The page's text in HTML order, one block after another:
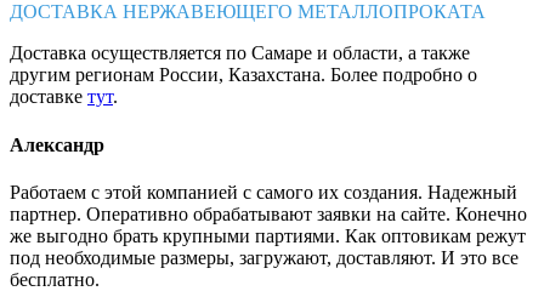
ДОСТАВКА НЕРЖАВЕЮЩЕГО МЕТАЛЛОПРОКАТА
Доставка осуществляется по Самаре и области, а также
другим регионам России, Казахстана. Более подробно о
доставке тут.
Александр
Работаем с этой компанией с самого их создания. Надежный
партнер. Оперативно обрабатывают заявки на сайте. Конечно
же выгодно брать крупными партиями. Как оптовикам режут
под необходимые размеры, загружают, доставляют. И это все
бесплатно.